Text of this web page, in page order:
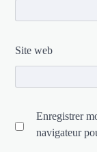
Site web
Enregistrer
navigateur